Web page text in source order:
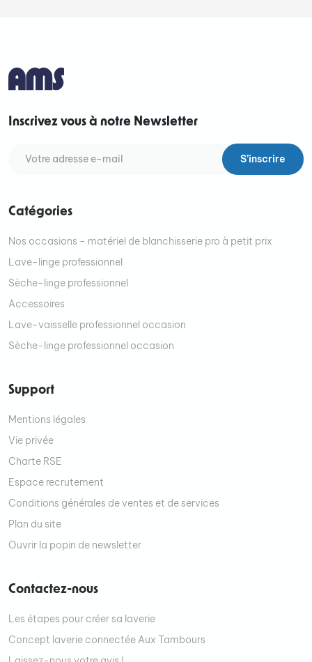
Inscrivez vous à notre Newsletter
S’inscrire
Catégories
Nos occasions - matériel de blanchisserie pro à petit prix
Lave-linge professionnel
Sèche-linge professionnel
Accessoires
Lave-vaisselle professionnel occasion
Sèche-linge professionnel occasion
Support
Mentions légales
Vie privée
Charte RSE
Espace recrutement
Conditions générales de ventes et de services
Plan du site
Ouvrir la popin de newsletter
Contactez-nous
Les étapes pour créer sa laverie
Concept laverie connectée Aux Tambours